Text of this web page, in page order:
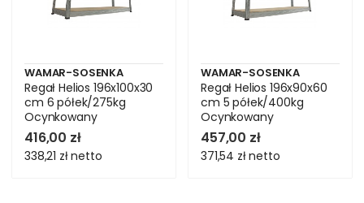
WAMAR-SOSENKA
Regał Helios 196x100x30
cm 6 półek/275kg
Ocynkowany
416,00 zł
338,21 złnetto
WAMAR-SOSENKA
Regał Helios 196x90x60
cm 5 półek/400kg
Ocynkowany
457,00 zł
371,54 złnetto